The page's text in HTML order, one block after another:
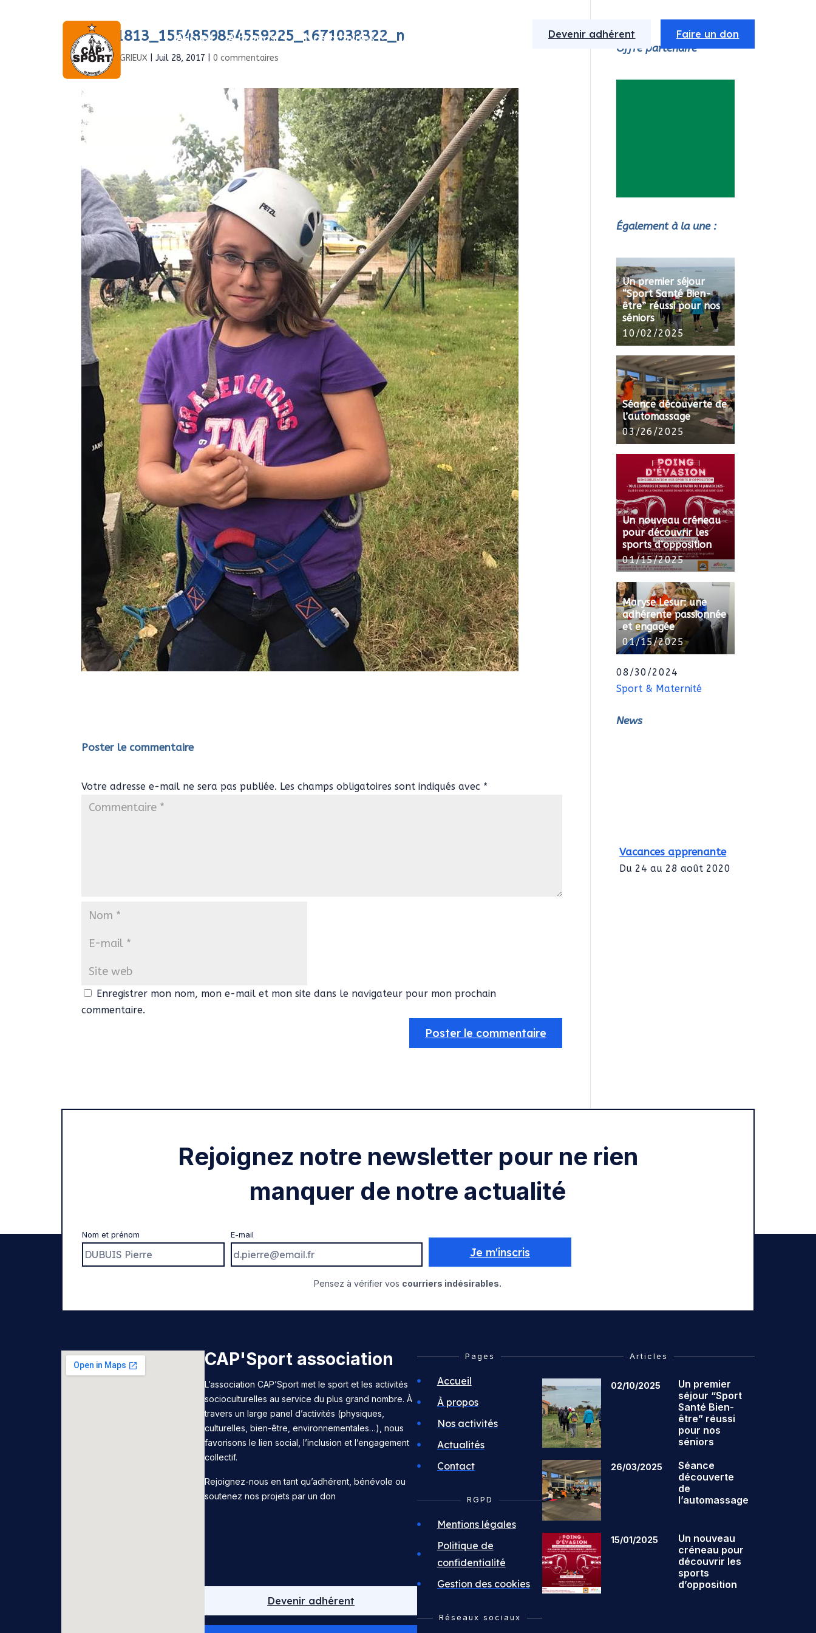
Accueil À propos Nos activités Actualités Devenir adhérent Faire un don
20471813_1554859854559225_1671038322_n
parBoris GRIEUX |Juil 28, 2017 |0 commentaires
Poster le commentaire
Votre adresse e-mail ne sera pas publiée. Les champs obligatoires sont indiqués avec *
Enregistrer mon nom, mon e-mail et mon site dans le navigateur pour mon prochain
commentaire.
Offre partenaire
Également à la une :
Un premier séjour
“Sport Santé Bien-
être” réussi pour nos
séniors
10/02/2025
Séance découverte de
l’automassage
03/26/2025
Un nouveau créneau
pour découvrir les
sports d’opposition
01/15/2025
Maryse Lesur: une
adhérente passionnée
et engagée
01/15/2025
08/30/2024
Sport & Maternité
News
Vacances apprenante
Du 24 au 28 août 2020
Rejoignez notre newsletter pour ne rien
manquer de notre actualité
Nom et prénom E-mail
Je m'inscris
Pensez à vérifier vos courriers indésirables.
CAP'Sport association
L’association CAP’Sport met le sport et les activités
socioculturelles au service du plus grand nombre. À
travers un large panel d’activités (physiques,
culturelles, bien-être, environnementales…), nous
favorisons le lien social, l’inclusion et l’engagement
collectif.
Rejoignez-nous en tant qu’adhérent, bénévole ou
soutenez nos projets par un don
Devenir adhérent
Pages
Accueil
À propos
Nos activités
Actualités
Contact
RGPD
Mentions légales
Politique de
confidentialité
Gestion des cookies
Réseaux sociaux
Articles
02/10/2025
Un premier
séjour “Sport
Santé Bien-
être” réussi
pour nos
séniors
26/03/2025
Séance
découverte
de
l’automassage
15/01/2025
Un nouveau
créneau pour
découvrir les
sports
d’opposition